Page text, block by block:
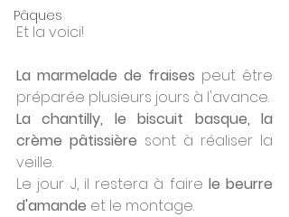
Pâques
Et la voici!
La marmelade de fraises peut être
préparée plusieurs jours à l'avance.
La chantilly, le biscuit basque, la
crème pâtissière sont à réaliser la
veille.
Le jour J, il restera à faire le beurre
d'amande et le montage.